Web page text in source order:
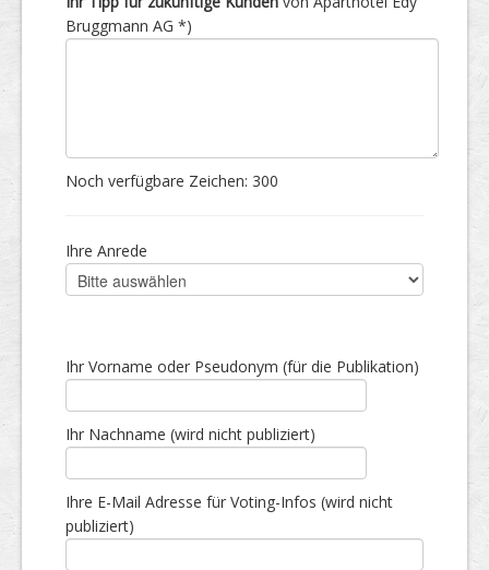
Bruggmann AG *)
Noch verfügbare Zeichen: 300
Ihre Anrede
Ihr Vorname oder Pseudonym (für die Publikation)
Ihr Nachname (wird nicht publiziert)
Ihre E-Mail Adresse für Voting-Infos (wird nicht
publiziert)